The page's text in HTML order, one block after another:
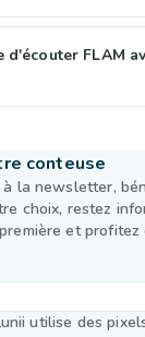
d'écouter FLAM
conteuse
à la newsletter,
choix, restez
et profitez
utilise des